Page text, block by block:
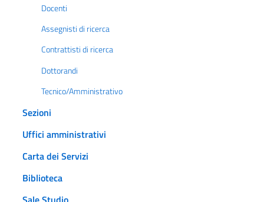
Docenti
Assegnisti di ricerca
Contrattisti di ricerca
Dottorandi
Tecnico/Amministrativo
Sezioni
Uffici amministrativi
Carta dei Servizi
Biblioteca